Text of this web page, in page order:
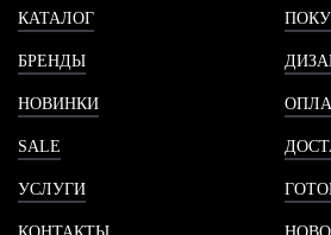
КАТАЛОГ
БРЕНДЫ
НОВИНКИ
SALE
УСЛУГИ